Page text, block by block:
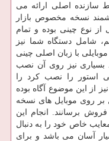
سازنده اصلی ارائه می‌
نسخه مخصوص بازار
نوع چینی بوده و تمام
شامل دستگاه شما نیز
با زبان اصلی چینی
بسیاری نیز روی آن نصب
استور را نصب کرد را
از این موضوع آگاه بوده
بر روی موبایل های نسخه
برسانند. انجام این
خاص خود را به دنبال
آسان می باشد و برای